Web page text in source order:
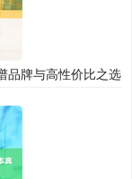
品牌与高性价比之选